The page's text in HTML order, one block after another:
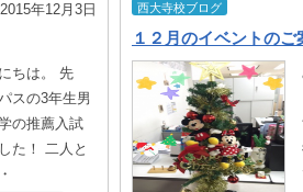
2015年12月3日
ちは。 先
スの3年生男
の推薦入試
た！ 二人と
西大寺校ブログ
１２月のイベントの